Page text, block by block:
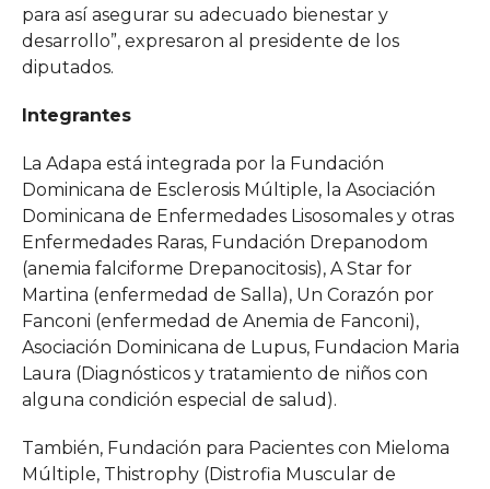
para así asegurar su adecuado bienestar y
desarrollo”, expresaron al presidente de los
diputados.
Integrantes
La Adapa está integrada por la Fundación
Dominicana de Esclerosis Múltiple, la Asociación
Dominicana de Enfermedades Lisosomales y otras
Enfermedades Raras, Fundación Drepanodom
(anemia falciforme Drepanocitosis), A Star for
Martina (enfermedad de Salla), Un Corazón por
Fanconi (enfermedad de Anemia de Fanconi),
Asociación Dominicana de Lupus, Fundacion Maria
Laura (Diagnósticos y tratamiento de niños con
alguna condición especial de salud).
También, Fundación para Pacientes con Mieloma
Múltiple, Thistrophy (Distrofia Muscular de